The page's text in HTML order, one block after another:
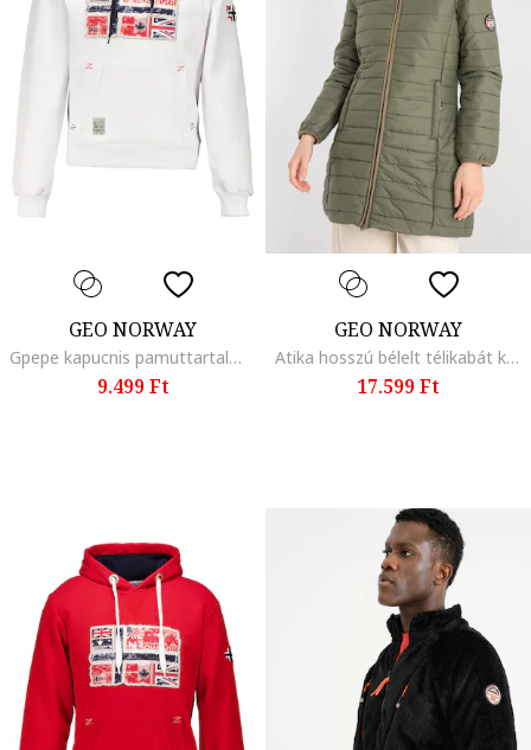
GEO NORWAY
Gpepe kapucnis pamuttartalmú pulóver mintával, Fehér
9.499 Ft
GEO NORWAY
Atika hosszú bélelt télikabát kapucnival, Páfrányzöld
17.599 Ft